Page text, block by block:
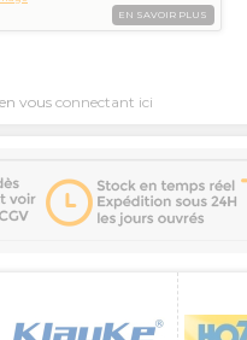
EN SAVOIR PLUS
vous connectant ici